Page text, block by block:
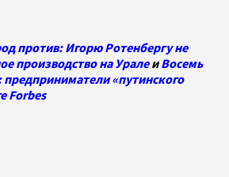
против: Игорю Ротенбергу не
производство на УралеиВосемь
предприниматели «путинского
Forbes